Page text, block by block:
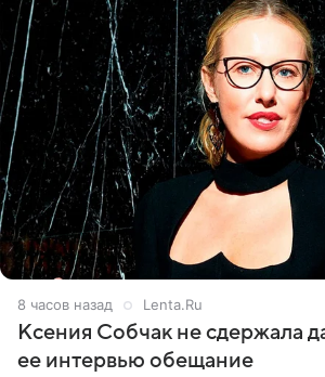
8 часов назад Lenta.Ru
Ксения Собчак не сдержала
ее интервью обещание